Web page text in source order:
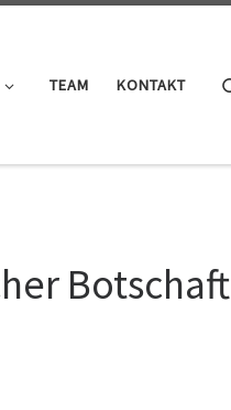
TEAM KONTAKT
Botschaft